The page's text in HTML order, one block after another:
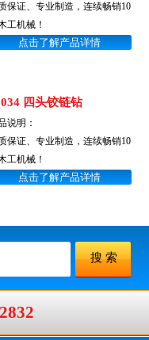
保证、专业制造，连续畅销10
工机械！
点击了解产品详情
四头铰链钻
说明：
保证、专业制造，连续畅销10
工机械！
点击了解产品详情